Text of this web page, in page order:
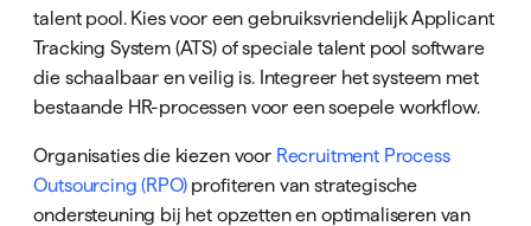
talent pool. Kies voor een gebruiksvriendelijk Applicant
Tracking System (ATS) of speciale talent pool software
die schaalbaar en veilig is. Integreer het systeem met
bestaande HR-processen voor een soepele workflow.
Organisaties die kiezen voor Recruitment Process
Outsourcing (RPO)profiteren van strategische
ondersteuning bij het opzetten en optimaliseren van